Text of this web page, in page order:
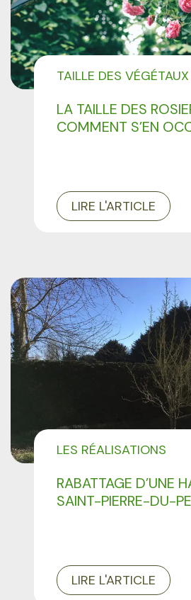
LA TAILLE DES
COMMENT S’EN
TAILLE DES VÉGÉTAUX
LIRE L'ARTICLE
RABATTAGE D’UNE
SAINT-PIERRE-DU-
LES RÉALISATIONS
LIRE L'ARTICLE